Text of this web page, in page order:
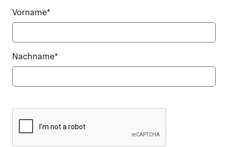
Vorname*
Nachname*